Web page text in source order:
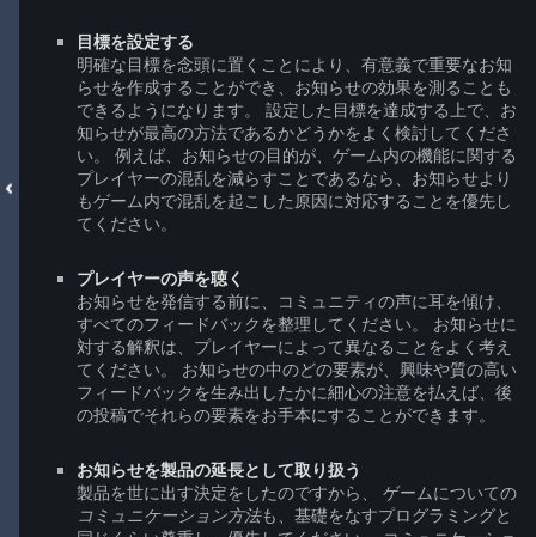
目標を設定する
明確な目標を念頭に置くことにより、有意義で重要なお知
らせを作成することができ、お知らせの効果を測ることも
できるようになります。 設定した目標を達成する上で、お
知らせが最高の方法であるかどうかをよく検討してくださ
い。 例えば、お知らせの目的が、ゲーム内の機能に関する
プレイヤーの混乱を減らすことであるなら、お知らせより
もゲーム内で混乱を起こした原因に対応することを優先し
てください。
プレイヤーの声を聴く
お知らせを発信する前に、コミュニティの声に耳を傾け、
すべてのフィードバックを整理してください。 お知らせに
対する解釈は、プレイヤーによって異なることをよく考え
てください。 お知らせの中のどの要素が、興味や質の高い
フィードバックを生み出したかに細心の注意を払えば、後
の投稿でそれらの要素をお手本にすることができます。
お知らせを製品の延長として取り扱う
製品を世に出す決定をしたのですから、 ゲームについての
コミュニケーション方法も、基礎をなすプログラミングと